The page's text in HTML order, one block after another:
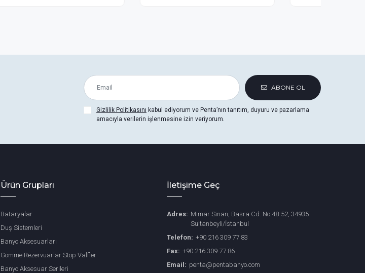
ABONE OL
Gizlilik Politikasını kabul ediyorum ve Penta’nın tanıtım, duyuru ve pazarlama
amacıyla verilerin işlenmesine izin veriyorum.
Ürün Grupları
Bataryalar
Duş Sistemleri
Banyo Aksesuarları
Gömme Rezervuarlar Stop Valfler
Banyo Aksesuar Serileri
İletişime Geç
Adres: Mimar Sinan, Basra Cd. No:48-52, 34935
Sultanbeyli/İstanbul
Telefon: +90 216 309 77 83
Fax: +90 216 309 77 86
Email: penta@pentabanyo.com